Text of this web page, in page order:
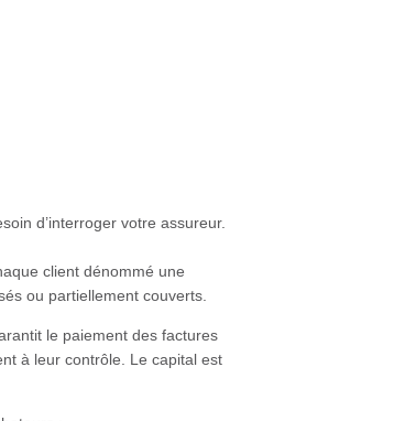
d’interroger votre assureur.
client dénommé une
ou partiellement couverts.
le paiement des factures
à leur contrôle. Le capital est